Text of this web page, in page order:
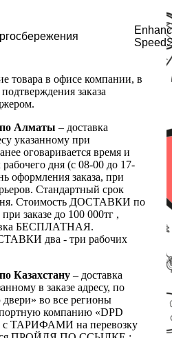
товара в офисе компании, в
заказа
по Алматы – доставка
указанному при
оговаривается время и
дня (с 08-00 до 17-
оформления заказа, при
Стандартный срок
Стоимость ДОСТАВКИ по
заказе до 100 000тг ,
БЕСПЛАТНАЯ.
два - три рабочих
Казахстану – доставка
в заказе адресу, по
во все регионы
компанию «DPD
с ТАРИФАМИ на перевозку